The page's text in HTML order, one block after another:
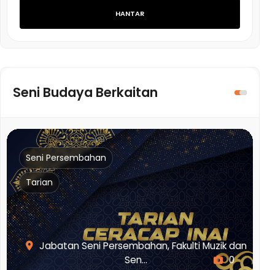
HANTAR
Seni Budaya Berkaitan
Jabatan Seni Persembahan, Fakulti Muzik dan
Sen...
Seni Persembahan
Tarian
0